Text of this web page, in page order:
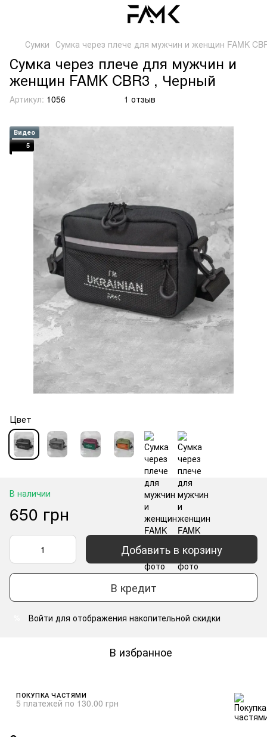
Сумки Сумка через плече для мужчин и женщин FAMK
Сумка через плече для мужчин и
женщин FAMK CBR3 , Черный
Артикул: 1056 1 отзыв
Видео
5
Цвет
В наличии
650 грн
Добавить в корзину
В кредит
Войти для отображения накопительной скидки
В избранное
ПОКУПКА ЧАСТЯМИ
5 платежей по 130.00 грн